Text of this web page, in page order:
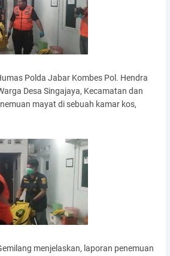
Polda Jabar Kombes Pol. Hendra
Desa Singajaya, Kecamatan dan
mayat di sebuah kamar kos,
menjelaskan, laporan penemuan